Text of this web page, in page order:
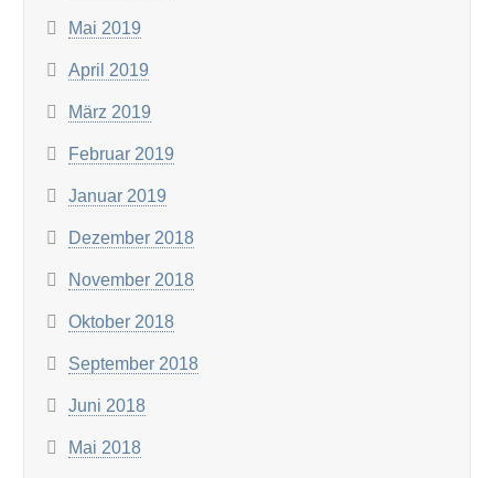
Mai 2019
April 2019
März 2019
Februar 2019
Januar 2019
Dezember 2018
November 2018
Oktober 2018
September 2018
Juni 2018
Mai 2018